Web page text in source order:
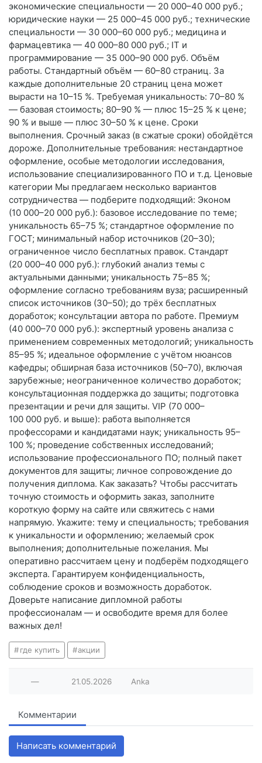
экономические специальности — 20 000–40 000 руб.;
юридические науки — 25 000–45 000 руб.; технические
специальности — 30 000–60 000 руб.; медицина и
фармацевтика — 40 000–80 000 руб.; IT и
программирование — 35 000–90 000 руб. Объём
работы. Стандартный объём — 60–80 страниц. За
каждые дополнительные 20 страниц цена может
вырасти на 10–15 %. Требуемая уникальность: 70–80 %
— базовая стоимость; 80–90 % — плюс 15–25 % к цене;
90 % и выше — плюс 30–50 % к цене. Сроки
выполнения. Срочный заказ (в сжатые сроки) обойдётся
дороже. Дополнительные требования: нестандартное
оформление, особые методологии исследования,
использование специализированного ПО и т. д. Ценовые
категории Мы предлагаем несколько вариантов
сотрудничества — подберите подходящий: Эконом
(10 000–20 000 руб.): базовое исследование по теме;
уникальность 65–75 %; стандартное оформление по
ГОСТ; минимальный набор источников (20–30);
ограниченное число бесплатных правок. Стандарт
(20 000–40 000 руб.): глубокий анализ темы с
актуальными данными; уникальность 75–85 %;
оформление согласно требованиям вуза; расширенный
список источников (30–50); до трёх бесплатных
доработок; консультации автора по работе. Премиум
(40 000–70 000 руб.): экспертный уровень анализа с
применением современных методологий; уникальность
85–95 %; идеальное оформление с учётом нюансов
кафедры; обширная база источников (50–70), включая
зарубежные; неограниченное количество доработок;
консультационная поддержка до защиты; подготовка
презентации и речи для защиты. VIP (70 000–
100 000 руб. и выше): работа выполняется
профессорами и кандидатами наук; уникальность 95–
100 %; проведение собственных исследований;
использование профессионального ПО; полный пакет
документов для защиты; личное сопровождение до
получения диплома. Как заказать? Чтобы рассчитать
точную стоимость и оформить заказ, заполните
короткую форму на сайте или свяжитесь с нами
напрямую. Укажите: тему и специальность; требования
к уникальности и оформлению; желаемый срок
выполнения; дополнительные пожелания. Мы
оперативно рассчитаем цену и подберём подходящего
эксперта. Гарантируем конфиденциальность,
соблюдение сроков и возможность доработок.
Доверьте написание дипломной работы
профессионалам — и освободите время для более
важных дел!
где купить акции
— 21.05.2026 Anka
Комментарии
Написать комментарий